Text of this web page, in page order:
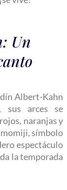
Un
Albert-Kahn
sus arces se
naranjas y
símbolo
espectáculo
la temporada